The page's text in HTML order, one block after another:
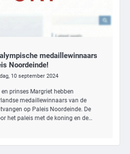
medaillewinnaars
Noordeinde!
10 september 2024
prinses Margriet hebben
medaillewinnaars van de
op Paleis Noordeinde. De
het paleis met de koning en de…